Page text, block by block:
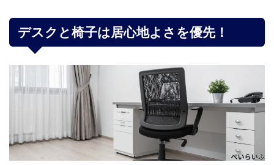
デスクと椅子は居心地よさを優先！